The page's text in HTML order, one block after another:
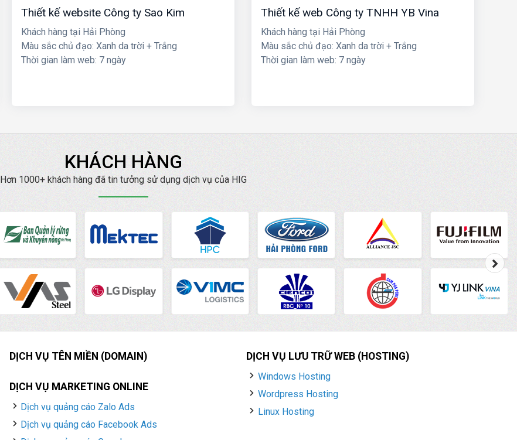
Thiết kế website Công ty Sao Kim
Khách hàng tại Hải Phòng
Màu sắc chủ đạo: Xanh da trời + Trắng
Thời gian làm web: 7 ngày
Thiết kế web Công ty TNHH YB Vina
Khách hàng tại Hải Phòng
Màu sắc chủ đạo: Xanh da trời + Trắng
Thời gian làm web: 7 ngày
KHÁCH HÀNG
Hơn 1000+ khách hàng đã tin tưởng sử dụng dịch vụ của HIG
DỊCH VỤ TÊN MIỀN (DOMAIN)
DỊCH VỤ MARKETING ONLINE
Dịch vụ quảng cáo Zalo Ads
Dịch vụ quảng cáo Facebook Ads
DỊCH VỤ LƯU TRỮ WEB (HOSTING)
Windows Hosting
Wordpress Hosting
Linux Hosting